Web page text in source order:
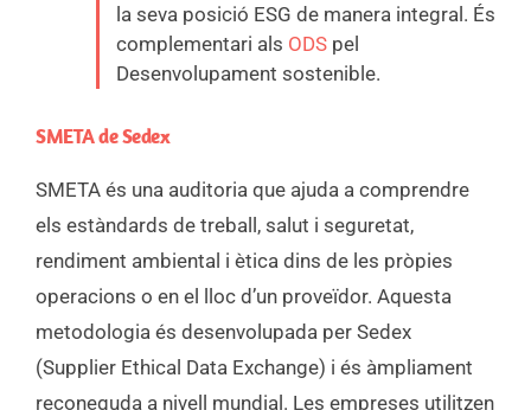
la seva posició ESG de manera integral. És
complementari als ODS pel
Desenvolupament sostenible.
SMETA de Sedex
SMETA és una auditoria que ajuda a comprendre
els estàndards de treball, salut i seguretat,
rendiment ambiental i ètica dins de les pròpies
operacions o en el lloc d’un proveïdor. Aquesta
metodologia és desenvolupada per Sedex
(Supplier Ethical Data Exchange) i és àmpliament
reconeguda a nivell mundial. Les empreses utilitzen